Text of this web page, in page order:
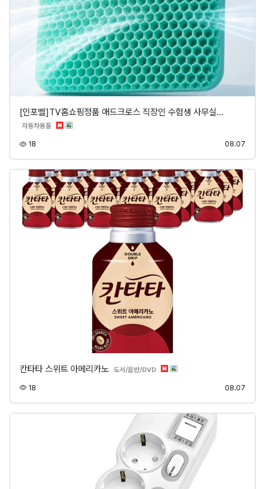
[인포벨]TV홈쇼핑정품 애드크로스 직장인 수험생 사무실…
자동차용품분류
18 08.07
칸타타 스위트 아메리카노 도서/음반/DVD분류
18 08.07